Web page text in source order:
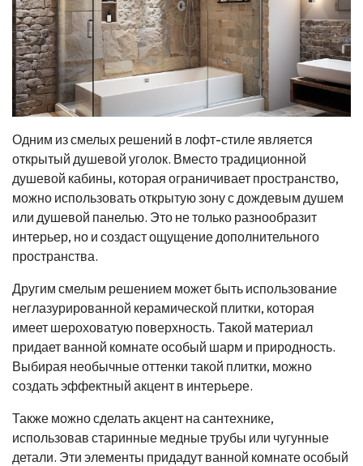
Одним из смелых решений в лофт-стиле является
открытый душевой уголок. Вместо традиционной
душевой кабины, которая ограничивает пространство,
можно использовать открытую зону с дождевым душем
или душевой панелью. Это не только разнообразит
интерьер, но и создаст ощущение дополнительного
пространства.
Другим смелым решением может быть использование
неглазурированной керамической плитки, которая
имеет шероховатую поверхность. Такой материал
придает ванной комнате особый шарм и природность.
Выбирая необычные оттенки такой плитки, можно
создать эффектный акцент в интерьере.
Также можно сделать акцент на сантехнике,
использовав старинные медные трубы или чугунные
детали. Эти элементы придадут ванной комнате особый